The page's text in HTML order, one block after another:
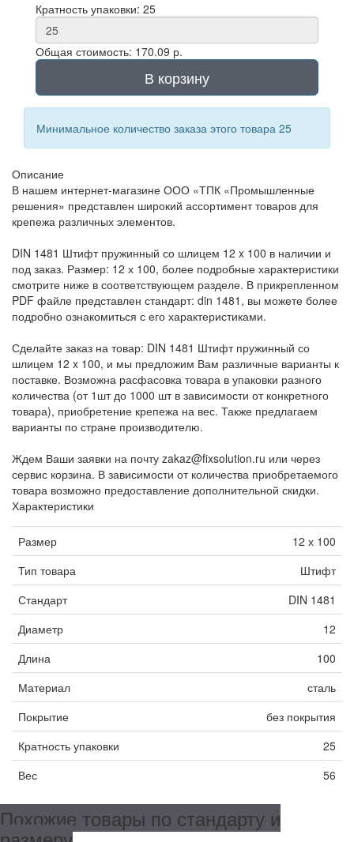
Кратность упаковки: 25
Общая стоимость: 170.09 р.
В корзину
Минимальное количество заказа этого товара 25
Описание
В нашем интернет-магазине ООО «ТПК «Промышленные
решения» представлен широкий ассортимент товаров для
крепежа различных элементов.
DIN 1481 Штифт пружинный со шлицем 12 x 100 в наличии и
под заказ. Размер: 12 х 100, более подробные характеристики
смотрите ниже в соответствующем разделе. В прикрепленном
PDF файле представлен стандарт: din 1481, вы можете более
подробно ознакомиться с его характеристиками.
Сделайте заказ на товар: DIN 1481 Штифт пружинный со
шлицем 12 x 100, и мы предложим Вам различные варианты к
поставке. Возможна расфасовка товара в упаковки разного
количества (от 1шт до 1000 шт в зависимости от конкретного
товара), приобретение крепежа на вес. Также предлагаем
варианты по стране производителю.
Ждем Ваши заявки на почту zakaz@fixsolution.ru или через
сервис корзина. В зависимости от количества приобретаемого
товара возможно предоставление дополнительной скидки.
Характеристики
Размер
12 х 100
Тип товара
Штифт
Стандарт
DIN 1481
Диаметр
12
Длина
100
Материал
сталь
Покрытие
без покрытия
Кратность упаковки
25
Вес
56
Похожие товары по стандарту и